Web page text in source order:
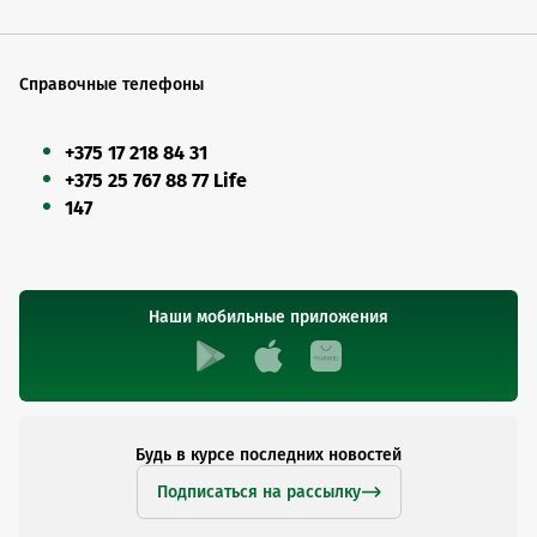
Справочные телефоны
+375 17 218 84 31
+375 25 767 88 77 Life
147
Наши мобильные приложения
Будь в курсе последних новостей
Подписаться на рассылку